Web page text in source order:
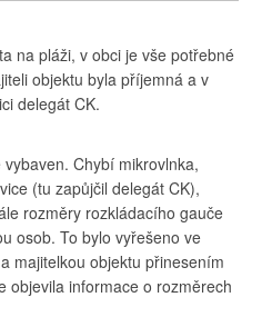
na pláži, v obci je vše potřebné
objektu byla příjemná a v
delegát CK.
Chybí mikrovlnka,
(tu zapůjčil delegát CK),
rozměry rozkládacího gauče
osob. To bylo vyřešeno ve
majitelkou objektu přinesením
objevila informace o rozměrech